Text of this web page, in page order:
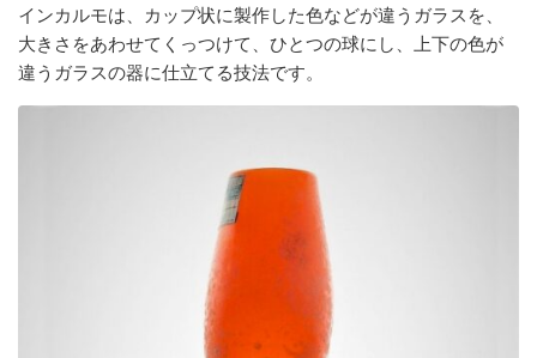
インカルモは、カップ状に製作した色などが違うガラスを、
大きさをあわせてくっつけて、ひとつの球にし、上下の色が
違うガラスの器に仕立てる技法です。